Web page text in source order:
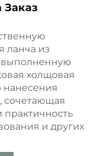
ланча из
выполненную
холщовая
нанесения
сочетающая
практичность
и других